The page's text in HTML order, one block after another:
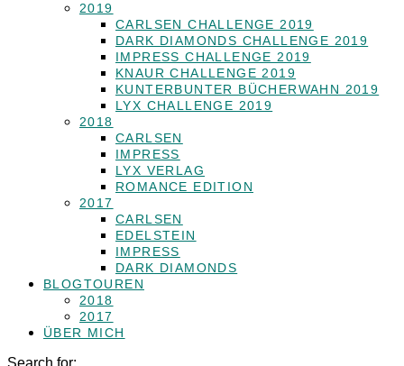
2019
CARLSEN CHALLENGE 2019
DARK DIAMONDS CHALLENGE 2019
IMPRESS CHALLENGE 2019
KNAUR CHALLENGE 2019
KUNTERBUNTER BÜCHERWAHN 2019
LYX CHALLENGE 2019
2018
CARLSEN
IMPRESS
LYX VERLAG
ROMANCE EDITION
2017
CARLSEN
EDELSTEIN
IMPRESS
DARK DIAMONDS
BLOGTOUREN
2018
2017
ÜBER MICH
Search for: